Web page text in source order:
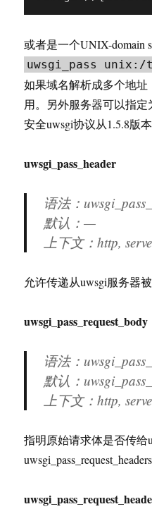
或者是一个UNIX-domain
uwsgi_pass unix:/
如果域名解析成多个地
用。另外服务器可以指定
安全uwsgi协议从1.5.8版
uwsgi_pass_header
语法：
默认：—
上下文：http,
允许传递从uwsgi服务器
uwsgi_pass_request_body
语法：
默认：
上下文：http,
指明原始请求体是否传给